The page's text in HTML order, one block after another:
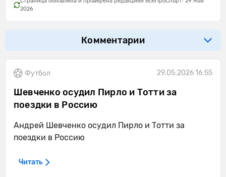
2026
Комментарии
Футбол 29.05.2026 16:55
Шевченко осудил Пирло и Тотти за
поездки в Россию
Андрей Шевченко осудил Пирло и Тотти за
поездки в Россию
Читать